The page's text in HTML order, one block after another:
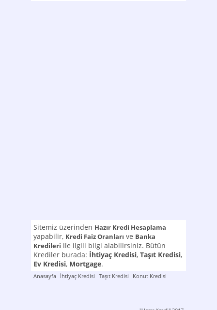
Sitemiz üzerinden Hazır Kredi Hesaplama
yapabilir, Kredi Faiz Oranları ve Banka
Kredileri ile ilgili bilgi alabilirsiniz. Bütün
Krediler burada: İhtiyaç Kredisi, Taşıt Kredisi,
Ev Kredisi, Mortgage.
Anasayfa İhtiyaç Kredisi Taşıt Kredisi Konut Kredisi